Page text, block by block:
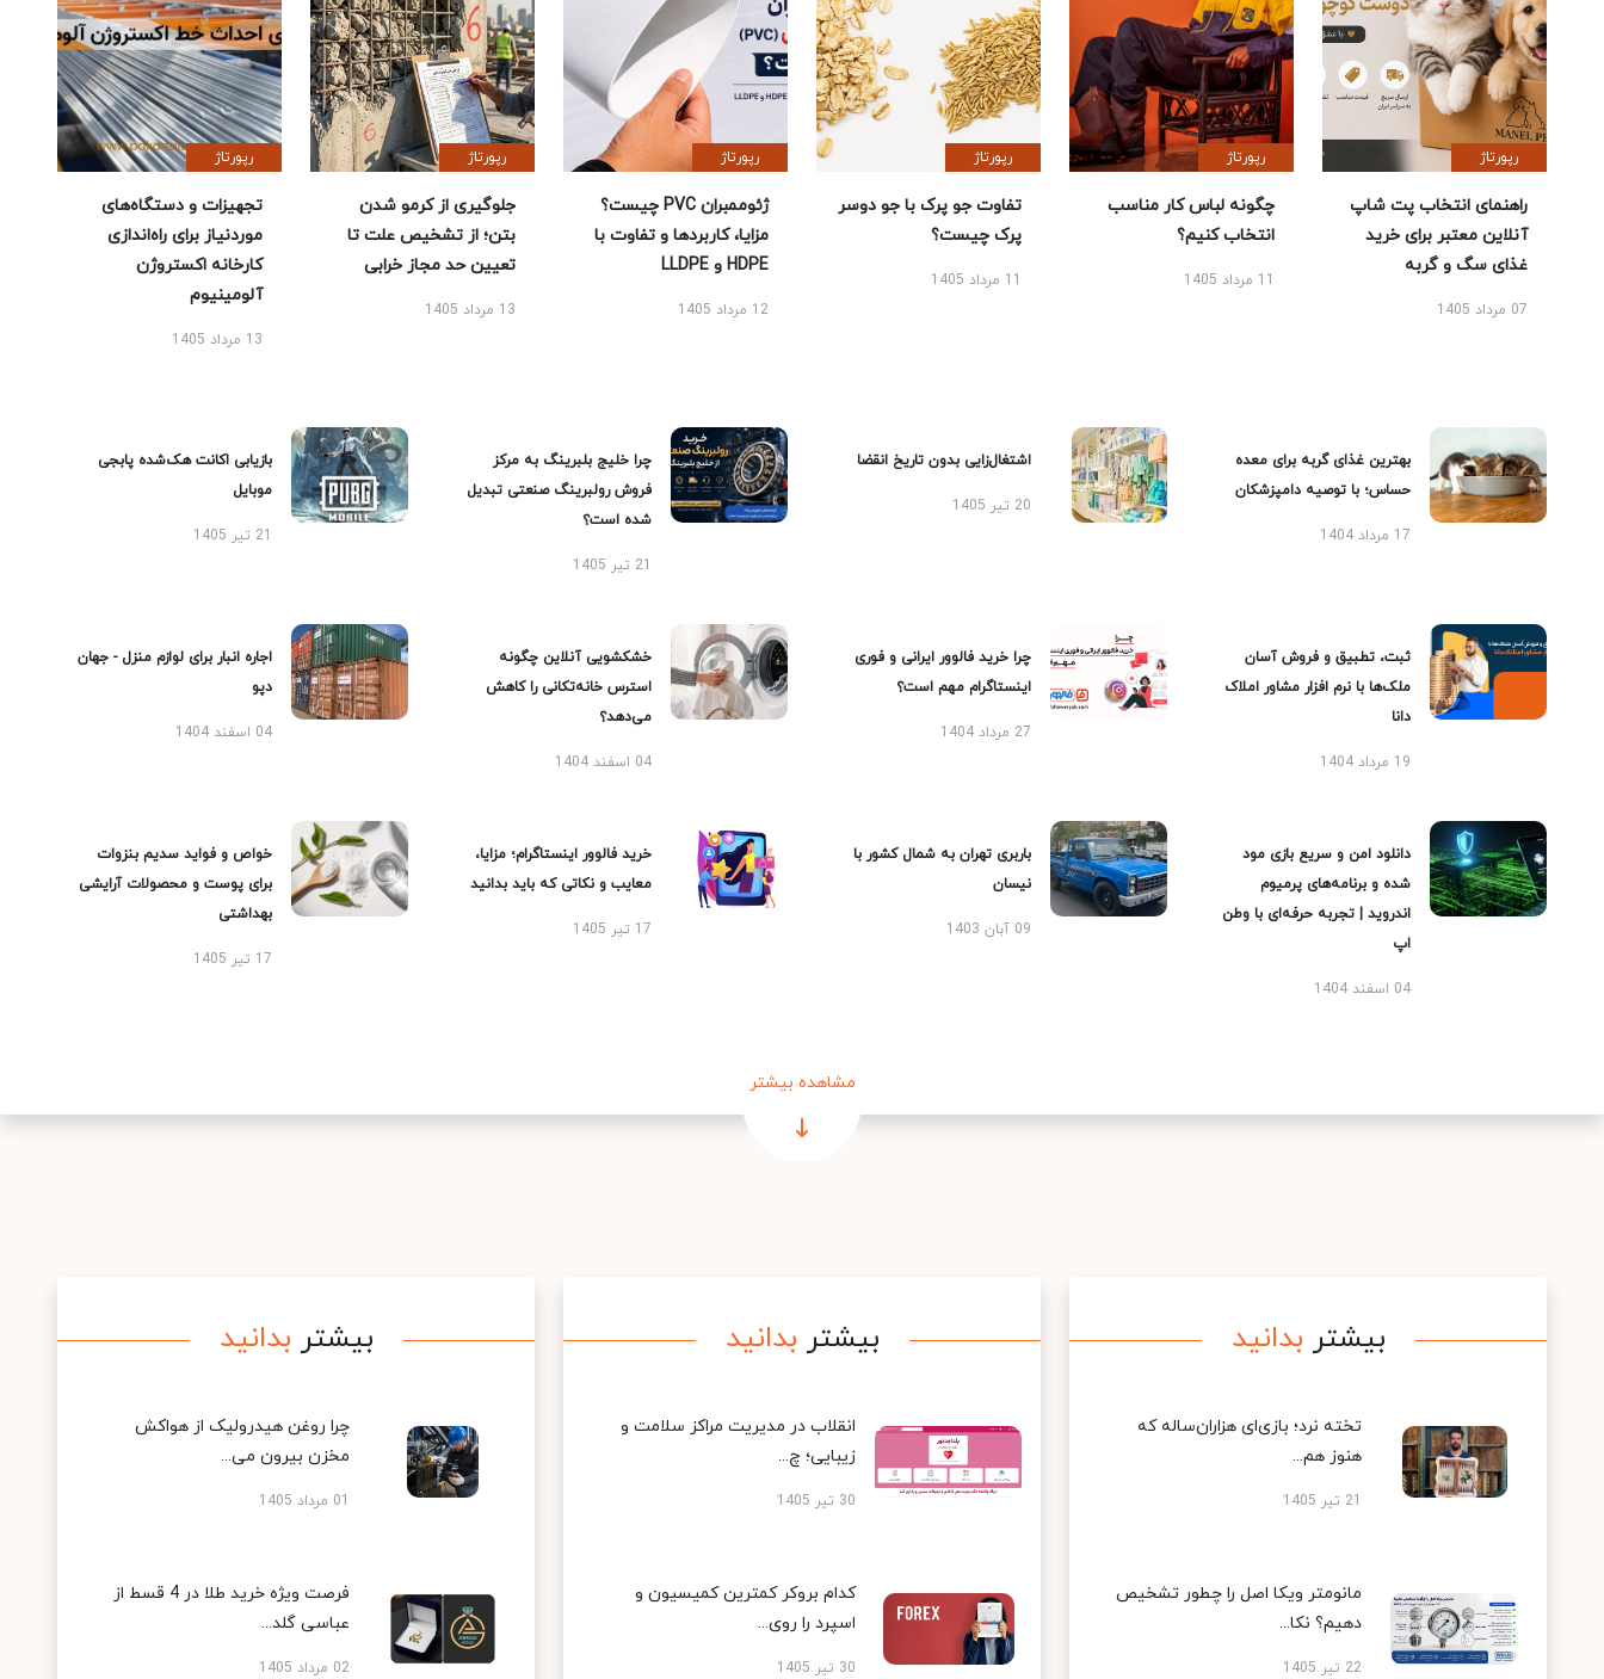
رپورتاژ
راهنمای انتخاب پت شاپ
آنلاین معتبر برای خرید
غذای سگ و گربه
07 مرداد 1405
رپورتاژ
چگونه لباس کار مناسب
انتخاب کنیم؟
11 مرداد 1405
رپورتاژ
تفاوت جو پرک با جو دوسر
پرک چیست؟
11 مرداد 1405
رپورتاژ
ژئوممبران PVC چیست؟
مزایا، کاربردها و تفاوت با
HDPE و LLDPE
12 مرداد 1405
رپورتاژ
جلوگیری از کرمو شدن
بتن؛ از تشخیص علت تا
تعیین حد مجاز خرابی
13 مرداد 1405
رپورتاژ
تجهیزات و دستگاه‌های
موردنیاز برای راه‌اندازی
کارخانه اکستروژن
آلومینیوم
13 مرداد 1405
بهترین غذای گربه برای معده
حساس؛ با توصیه دامپزشکان
17 مرداد 1404
اشتغال‌زایی بدون تاریخ انقضا
20 تیر 1405
چرا خلیج بلبرینگ به مرکز
فروش رولبرینگ صنعتی تبدیل
شده است؟
21 تیر 1405
بازیابی اکانت هک‌شده پابجی
موبایل
21 تیر 1405
ثبت، تطبیق و فروش آسان
ملک‌ها با نرم افزار مشاور املاک
دانا
19 مرداد 1404
چرا خرید فالوور ایرانی و فوری
اینستاگرام مهم است؟
27 مرداد 1404
خشکشویی آنلاین چگونه
استرس خانه‌تکانی را کاهش
می‌دهد؟
04 اسفند 1404
اجاره انبار برای لوازم منزل - جهان
دپو
04 اسفند 1404
دانلود امن و سریع بازی مود
شده و برنامه‌های پرمیوم
اندروید | تجربه حرفه‌ای با وطن
اپ
04 اسفند 1404
باربری تهران به شمال کشور با
نیسان
09 آبان 1403
خرید فالوور اینستاگرام؛ مزایا،
معایب و نکاتی که باید بدانید
17 تیر 1405
خواص و فواید سدیم بنزوات
برای پوست و محصولات آرایشی
بهداشتی
17 تیر 1405
مشاهده بیشتر
بیشتر بدانید
تخته نرد؛ بازی‌ای هزاران‌ساله که
هنوز هم...
21 تیر 1405
مانومتر ویکا اصل را چطور تشخیص
دهیم؟ نکا...
22 تیر 1405
بیشتر بدانید
انقلاب در مدیریت مراکز سلامت و
زیبایی؛ چ...
30 تیر 1405
کدام بروکر کمترین کمیسیون و
اسپرد را روی...
30 تیر 1405
بیشتر بدانید
چرا روغن هیدرولیک از هواکش
مخزن بیرون می...
01 مرداد 1405
فرصت ویژه خرید طلا در 4 قسط از
عباسی گلد...
02 مرداد 1405